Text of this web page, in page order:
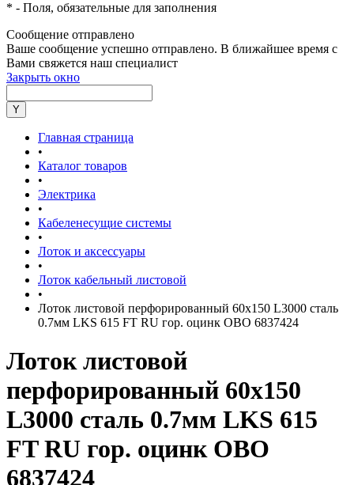
* - Поля, обязательные для заполнения
Сообщение отправлено
Ваше сообщение успешно отправлено. В ближайшее время с
Вами свяжется наш специалист
Закрыть окно
Главная страница
•
Каталог товаров
•
Электрика
•
Кабеленесущие системы
•
Лоток и аксессуары
•
Лоток кабельный листовой
•
Лоток листовой перфорированный 60х150 L3000 сталь
0.7мм LKS 615 FT RU гор. оцинк OBO 6837424
Лоток листовой
перфорированный 60х150
L3000 сталь 0.7мм LKS 615
FT RU гор. оцинк OBO
6837424